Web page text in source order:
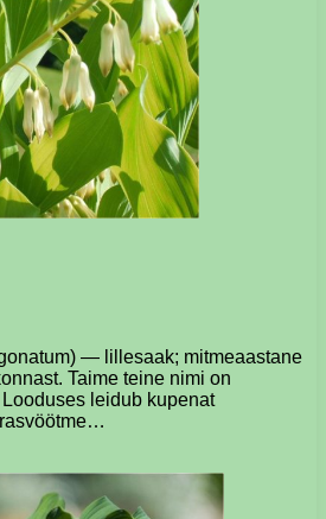
— lillesaak; mitmeaastane
Taime teine ​​nimi on
leidub kupenat